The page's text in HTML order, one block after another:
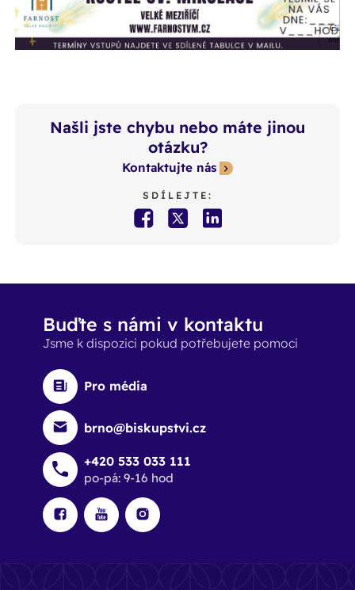
Našli jste chybu nebo máte jinou
otázku?
Kontaktujte nás
SDÍLEJTE:
Buďte s námi v kontaktu
Jsme k dispozici pokud potřebujete pomoci
Pro média
brno@biskupstvi.cz
+420 533 033 111
po-pá: 9-16 hod